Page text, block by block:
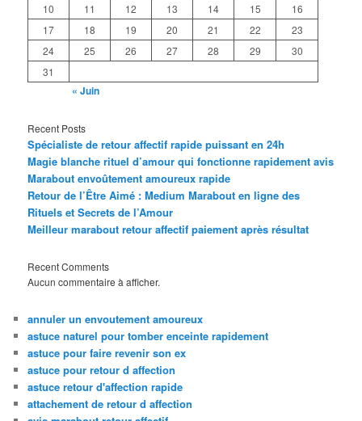
10
11 12 13 14 15
16
17
18 19 20 21 22
23
24
25 26 27 28 29
30
31
« Juin
Recent Posts
Spécialiste de retour affectif rapide puissant en 24h
Magie blanche rituel d’amour qui fonctionne rapidement avis
Marabout envoûtement amoureux rapide
Retour de l’Être Aimé : Medium Marabout en ligne des
Rituels et Secrets de l’Amour
Meilleur marabout retour affectif paiement après résultat
Recent Comments
Aucun commentaire à afficher.
annuler un envoutement amoureux
astuce naturel pour tomber enceinte rapidement
astuce pour faire revenir son ex
astuce pour retour d affection
astuce retour d'affection rapide
attachement de retour d affection